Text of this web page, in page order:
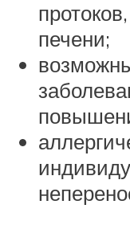
печени;